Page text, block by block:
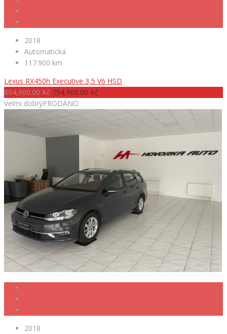
2018
Automatická
117.900 km
Lexus RX450h Executive 3,5 V6 HSD
804,900.00 Kč 794,900.00 Kč
Velmi dobrýPRODÁNO
2018